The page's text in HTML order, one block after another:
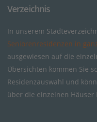
Verzeichnis
In unserem
Seniorenresidenzen in
ausgewiesen auf die
Übersichten kommen Sie
Residenzauswahl und
über die einzelnen Häuser